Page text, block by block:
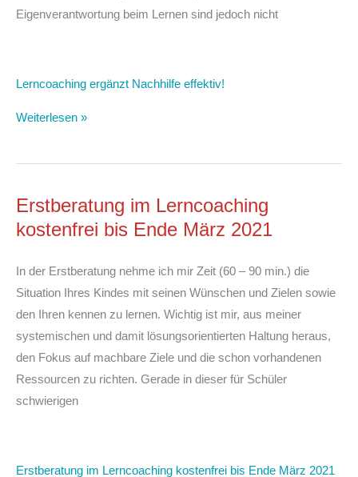
Eigenverantwortung beim Lernen sind jedoch nicht
Lerncoaching ergänzt Nachhilfe effektiv!
Weiterlesen »
Erstberatung im Lerncoaching
kostenfrei bis Ende März 2021
In der Erstberatung nehme ich mir Zeit (60 – 90 min.) die
Situation Ihres Kindes mit seinen Wünschen und Zielen sowie
den Ihren kennen zu lernen. Wichtig ist mir, aus meiner
systemischen und damit lösungsorientierten Haltung heraus,
den Fokus auf machbare Ziele und die schon vorhandenen
Ressourcen zu richten. Gerade in dieser für Schüler
schwierigen
Erstberatung im Lerncoaching kostenfrei bis Ende März 2021